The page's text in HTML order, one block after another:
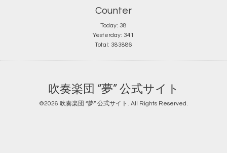
Counter
Today: 38
Yesterday: 341
Total: 383886
吹奏楽団 “夢” 公式サイト
©2026 吹奏楽団 “夢” 公式サイト . All Rights Reserved.